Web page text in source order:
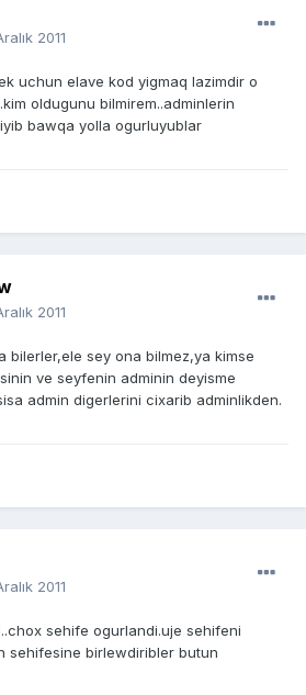
2011
uchun elave kod yigmaq lazimdir o
oldugunu bilmirem..adminlerin
bawqa yolla ogurluyublar
2011
bilerler,ele sey ona bilmez,ya kimse
ve seyfenin adminin deyisme
admin digerlerini cixarib adminlikden.
2011
sehife ogurlandi.uje sehifeni
sehifesine birlewdiribler butun